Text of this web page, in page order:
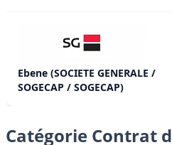
Ebene (SOCIETE GENERALE /
SOGECAP / SOGECAP)
Catégorie Contrat